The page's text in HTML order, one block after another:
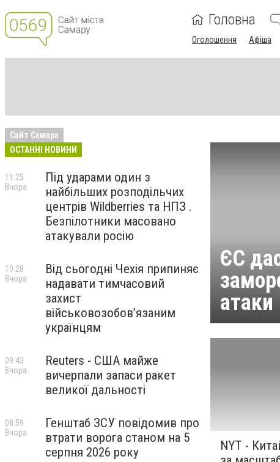
Головна
Оголошення Афіша
Сайт Самара
ОСТАННІ НОВИНИ
Під ударами один з
найбільших розподільчих
центрів Wildberries та НПЗ .
Безпілотники масовано
атакували росію
11:25
Вчора
Від сьогодні Чехія припиняє
надавати тимчасовий
захист
військовозобов’язаним
українцям
10:28
Вчора
Reuters - США майже
вичерпали запаси ракет
великої дальності
09:43
Вчора
Генштаб ЗСУ повідомив про
втрати ворога станом на 5
серпня 2026 року
08:59
Вчора
ЄС
атаки
NYT -